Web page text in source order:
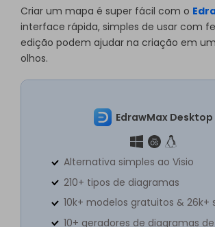
Criar um mapa é super fácil com o
interface rápida, simples de usar com
edição podem ajudar na criação em
olhos.
EdrawMax Desktop
Alternativa simples ao Visio
210+ tipos de diagramas
10k+ modelos gratuitos & 26k+
10+ geradores de diagramas de